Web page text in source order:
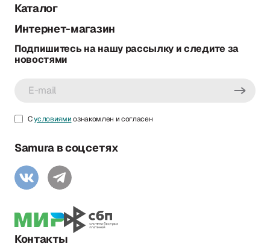
Каталог
Интернет-магазин
Подпишитесь на нашу рассылку и следите за
новостями
Сусловиямиознакомлен и согласен
Samura в соцсетях
Контакты